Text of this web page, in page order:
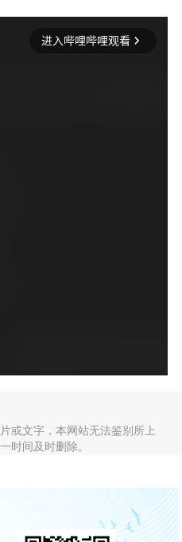
或文字，本网站无法鉴别所上
时间及时删除。